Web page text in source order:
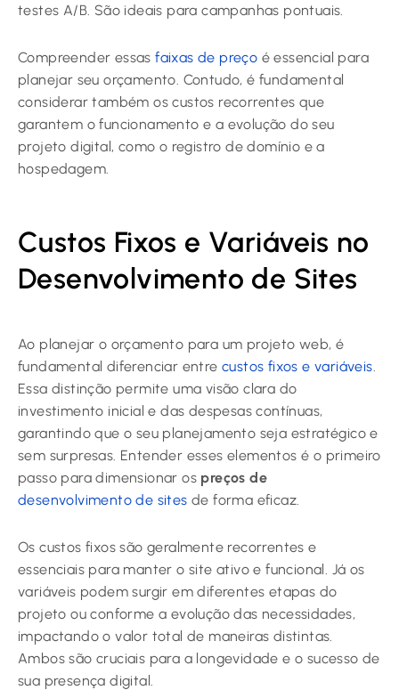
testes A/B. São ideais para campanhas pontuais.
Compreender essasfaixas de preço é essencial para
planejar seu orçamento. Contudo, é fundamental
considerar também os custos recorrentes que
garantem o funcionamento e a evolução do seu
projeto digital, como o registro de domínio e a
hospedagem.
Custos Fixos e Variáveis no
Desenvolvimento de Sites
Ao planejar o orçamento para um projeto web, é
fundamental diferenciar entre custos fixos e variáveis
Essa distinção permite uma visão clara do
investimento inicial e das despesas contínuas,
garantindo que o seu planejamento seja estratégico e
sem surpresas. Entender esses elementos é o primeiro
passo para dimensionar os preços de
desenvolvimento de sites de forma eficaz.
Os custos fixos são geralmente recorrentes e
essenciais para manter o site ativo e funcional. Já os
variáveis podem surgir em diferentes etapas do
projeto ou conforme a evolução das necessidades,
impactando o valor total de maneiras distintas.
Ambos são cruciais para a longevidade e o sucesso de
sua presença digital.